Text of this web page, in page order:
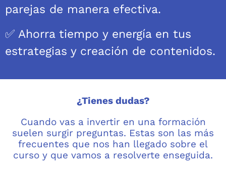
parejas de manera efectiva.
✅ Ahorra tiempo y energía en tus
estrategias y creación de contenidos.
¿Tienes dudas?
Cuando vas a invertir en una formación
suelen surgir preguntas. Estas son las más
frecuentes que nos han llegado sobre el
curso y que vamos a resolverte enseguida.